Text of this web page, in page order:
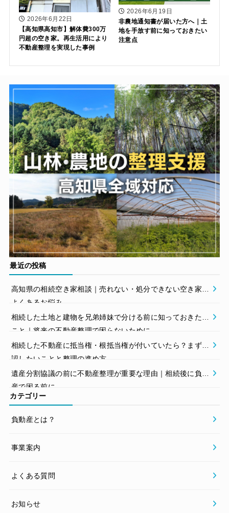
2026年6月22日
【高知県高知市】解体費300万
円超の空き家。再生活用により
不動産整理を実現した事例
2026年6月19日
非農地通知書が届いた方へ｜土
地を手放す前に知っておきたい
注意点
最近の投稿
高知県の相続空き家相談｜売れない・処分できない空き家の
よくあるお悩み
相続した土地と建物を兄弟姉妹で分ける前に知っておきたい
こと｜将来の不動産整理で困らないために
相続した不動産に抵当権・根抵当権が付いていたら？まず確
認したいことと整理の進め方
遺産分割協議の前に不動産整理が重要な理由｜相続後に負動
産で困る前に
カテゴリー
負動産とは？
事業案内
よくある質問
お知らせ